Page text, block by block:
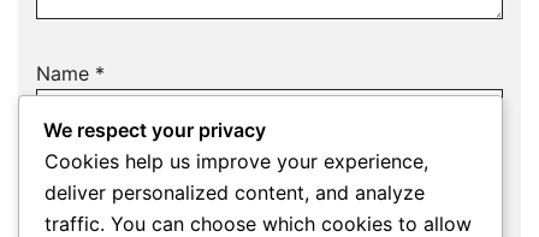
Name *
Email*
We respect your privacy
Cookies help us improve your experience,
deliver personalized content, and analyze
traffic. You can choose which cookies to allow